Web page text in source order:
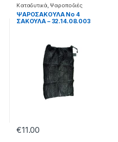
Καταδυτικά, Ψαροποδιές
ΨΑΡΟΣΑΚΟΥΛΑ Νο 4
ΣΑΚΟΥΛΑ – 32.14.08.003
€11.00